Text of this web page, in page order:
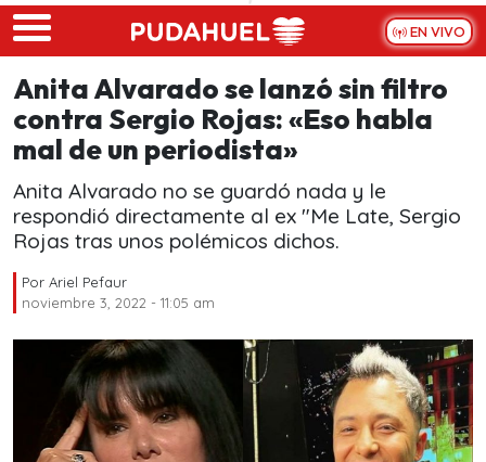
Skip to main content
EN VIVO
Anita Alvarado se lanzó sin filtro
contra Sergio Rojas: «Eso habla
mal de un periodista»
Anita Alvarado no se guardó nada y le
respondió directamente al ex "Me Late, Sergio
Rojas tras unos polémicos dichos.
Por Ariel Pefaur
noviembre 3, 2022 - 11:05 am